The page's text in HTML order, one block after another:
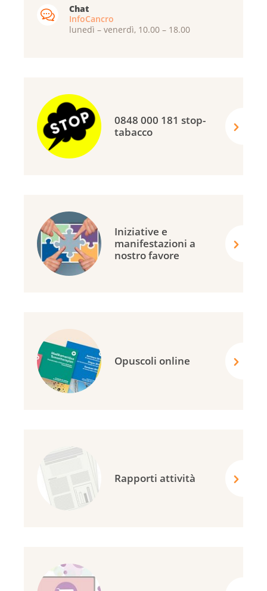
Chat
InfoCancro
lunedì – venerdì, 10.00 – 18.00
0848 000 181 stop-
tabacco
Iniziative e
manifestazioni a
nostro favore
Opuscoli online
Rapporti attività